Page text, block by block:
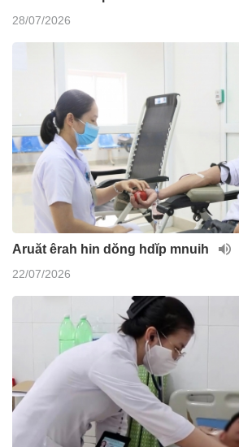
28/07/2026
Aruăt êrah hin dŏng hdĭp mnuih
22/07/2026